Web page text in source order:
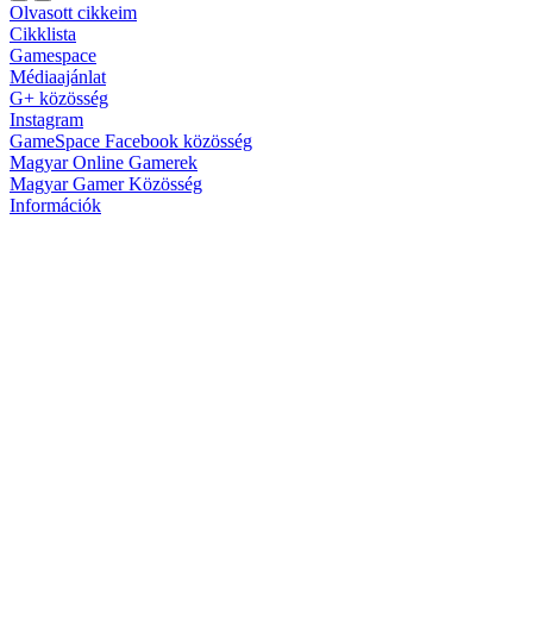
Olvasott cikkeim
Cikklista
Gamespace
Médiaajánlat
G+ közösség
Instagram
GameSpace Facebook közösség
Magyar Online Gamerek
Magyar Gamer Közösség
Információk